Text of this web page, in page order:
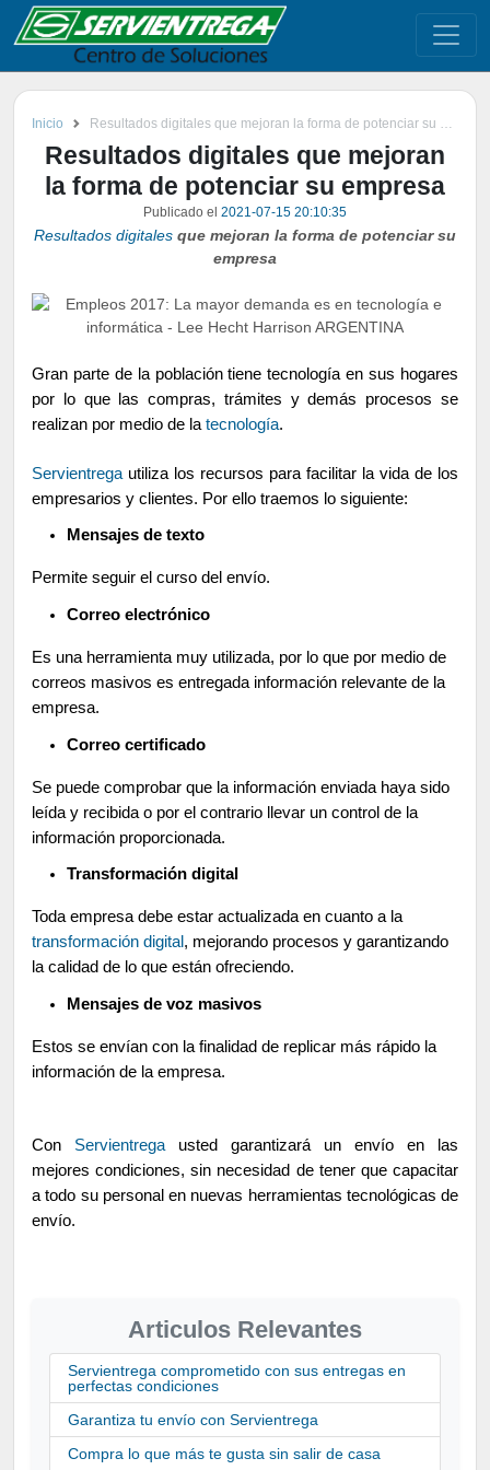
Inicio Resultados digitales que mejoran la forma de potenciar su empresa
Resultados digitales que mejoran
la forma de potenciar su empresa
Publicado el 2021-07-15 20:10:35
Resultados digitales que mejoran la forma de potenciar su
empresa
Gran parte de la población tiene tecnología en sus hogares
por lo que las compras, trámites y demás procesos se
realizan por medio de la tecnología.
Servientrega utiliza los recursos para facilitar la vida de los
empresarios y clientes. Por ello traemos lo siguiente:
Mensajes de texto
Permite seguir el curso del envío.
Correo electrónico
Es una herramienta muy utilizada, por lo que por medio de
correos masivos es entregada información relevante de la
empresa.
Correo certificado
Se puede comprobar que la información enviada haya sido
leída y recibida o por el contrario llevar un control de la
información proporcionada.
Transformación digital
Toda empresa debe estar actualizada en cuanto a la
transformación digital , mejorando procesos y garantizando
la calidad de lo que están ofreciendo.
Mensajes de voz masivos
Estos se envían con la finalidad de replicar más rápido la
información de la empresa.
Con Servientrega usted garantizará un envío en las
mejores condiciones, sin necesidad de tener que capacitar
a todo su personal en nuevas herramientas tecnológicas de
envío.
Articulos Relevantes
Servientrega comprometido con sus entregas en
perfectas condiciones
Garantiza tu envío con Servientrega
Compra lo que más te gusta sin salir de casa